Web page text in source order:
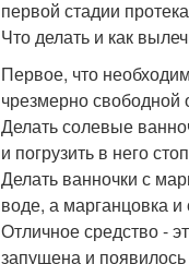
первой стадии
Что делать и как
Первое, что
чрезмерно свободной
Делать солевые
и погрузить в него
Делать ванночки с
воде, а марганцовка
Отличное средство -
запущена и